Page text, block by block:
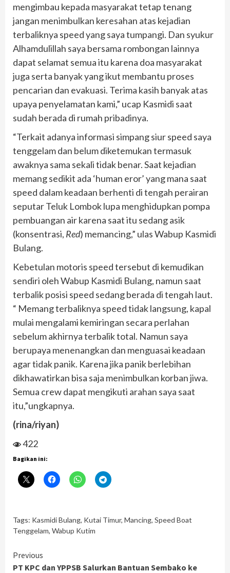
mengimbau kepada masyarakat tetap tenang
jangan menimbulkan keresahan atas kejadian
terbaliknya speed yang saya tumpangi. Dan syukur
Alhamdulillah saya bersama rombongan lainnya
dapat selamat semua itu karena doa masyarakat
juga serta banyak yang ikut membantu proses
pencarian dan evakuasi. Terima kasih banyak atas
upaya penyelamatan kami,” ucap Kasmidi saat
sudah berada di rumah pribadinya.
“Terkait adanya informasi simpang siur speed saya
tenggelam dan belum diketemukan termasuk
awaknya sama sekali tidak benar. Saat kejadian
memang sedikit ada ‘human eror’ yang mana saat
speed dalam keadaan berhenti di tengah perairan
seputar Teluk Lombok lupa menghidupkan pompa
pembuangan air karena saat itu sedang asik
(konsentrasi, Red) memancing,” ulas Wabup Kasmidi
Bulang.
Kebetulan motoris speed tersebut di kemudikan
sendiri oleh Wabup Kasmidi Bulang, namun saat
terbalik posisi speed sedang berada di tengah laut.
“ Memang terbaliknya speed tidak langsung, kapal
mulai mengalami kemiringan secara perlahan
sebelum akhirnya terbalik total. Namun saya
berupaya menenangkan dan menguasai keadaan
agar tidak panik. Karena jika panik berlebihan
dikhawatirkan bisa saja menimbulkan korban jiwa.
Semua crew dapat mengikuti arahan saya saat
itu,”ungkapnya.
(rina/riyan)
422
Bagikan ini:
Tags: Kasmidi Bulang, Kutai Timur, Mancing, Speed Boat
Tenggelam, Wabup Kutim
Continue
Previous
PT KPC dan YPPSB Salurkan Bantuan Sembako ke